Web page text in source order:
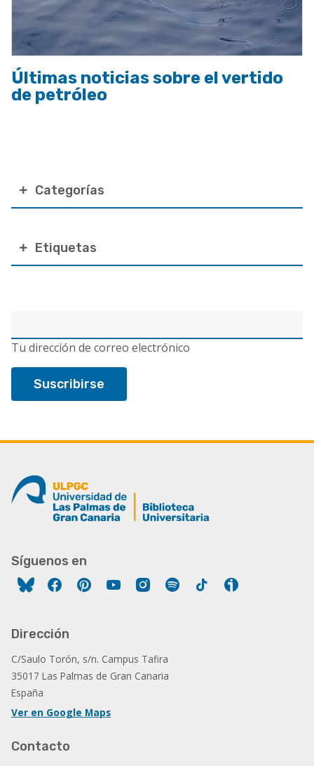
electrónico
Tu dirección de correo electrónico
Categorías
Etiquetas
Últimas noticias sobre el vertido
de petróleo
Síguenos en
FacebookPinterestYouTubeInstagram
Spotify Tiktok
Dirección
C/Saulo Torón, s/n. Campus Tafira
35017 Las Palmas de Gran Canaria
España
Ver en Google Maps
Contacto